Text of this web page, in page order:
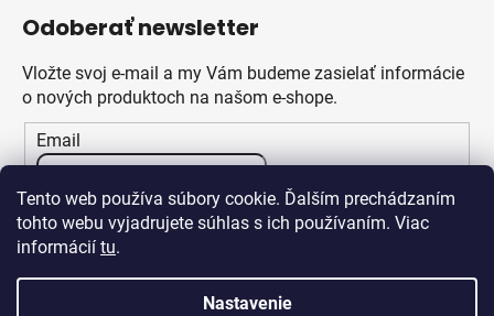
Tento web používa súbory cookie. Ďalším prechádzaním
tohto webu vyjadrujete súhlas s ich používaním. Viac
informácií tu.
Nastavenie
Odoberať newsletter
Vložte svoj e-mail a my Vám budeme zasielať informácie
o nových produktoch na našom e-shope.
Email
Vložením e-mailu súhlasíte spodmienkami ochrany
osobných údajov
PRIHLÁSIŤ SA